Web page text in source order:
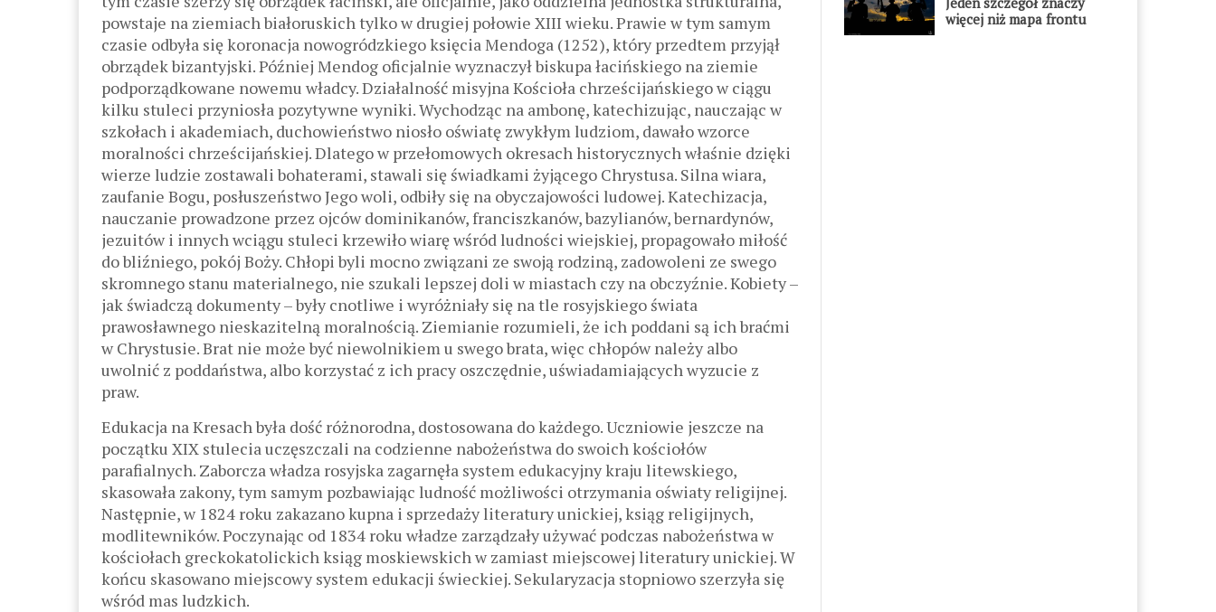
powstaje na ziemiach białoruskich tylko w drugiej połowie XIII wieku. Prawie w tym samym
czasie odbyła się koronacja nowogródzkiego księcia Mendoga (1252), który przedtem przyjął
obrządek bizantyjski. Później Mendog oficjalnie wyznaczył biskupa łacińskiego na ziemie
podporządkowane nowemu władcy. Działalność misyjna Kościoła chrześcijańskiego w ciągu
kilku stuleci przyniosła pozytywne wyniki. Wychodząc na ambonę, katechizując, nauczając w
szkołach i akademiach, duchowieństwo niosło oświatę zwykłym ludziom, dawało wzorce
moralności chrześcijańskiej. Dlatego w przełomowych okresach historycznych właśnie dzięki
wierze ludzie zostawali bohaterami, stawali się świadkami żyjącego Chrystusa. Silna wiara,
zaufanie Bogu, posłuszeństwo Jego woli, odbiły się na obyczajowości ludowej. Katechizacja,
nauczanie prowadzone przez ojców dominikanów, franciszkanów, bazylianów, bernardynów,
jezuitów i innych wciągu stuleci krzewiło wiarę wśród ludności wiejskiej, propagowało miłość
do bliźniego, pokój Boży. Chłopi byli mocno związani ze swoją rodziną, zadowoleni ze swego
skromnego stanu materialnego, nie szukali lepszej doli w miastach czy na obczyźnie. Kobiety –
jak świadczą dokumenty – były cnotliwe i wyróżniały się na tle rosyjskiego świata
prawosławnego nieskazitelną moralnością. Ziemianie rozumieli, że ich poddani są ich braćmi
w Chrystusie. Brat nie może być niewolnikiem u swego brata, więc chłopów należy albo
uwolnić z poddaństwa, albo korzystać z ich pracy oszczędnie, uświadamiających wyzucie z
praw.
Edukacja na Kresach była dość różnorodna, dostosowana do każdego. Uczniowie jeszcze na
początku ХІХ stulecia uczęszczali na codzienne nabożeństwa do swoich kościołów
parafialnych. Zaborcza władza rosyjska zagarnęła system edukacyjny kraju litewskiego,
skasowała zakony, tym samym pozbawiając ludność możliwości otrzymania oświaty religijnej.
Następnie, w 1824 roku zakazano kupna i sprzedaży literatury unickiej, ksiąg religijnych,
modlitewników. Poczynając od 1834 roku władze zarządzały używać podczas nabożeństwa w
kościołach greckokatolickich ksiąg moskiewskich w zamiast miejscowej literatury unickiej. W
końcu skasowano miejscowy system edukacji świeckiej. Sekularyzacja stopniowo szerzyła się
wśród mas ludzkich.
więcej niż mapa frontu